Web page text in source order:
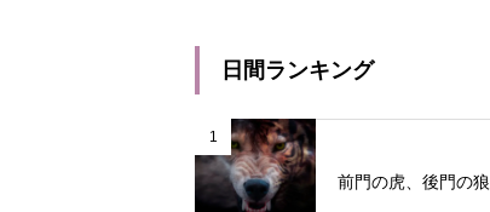
日間ランキング
1
前門の虎、後門の狼